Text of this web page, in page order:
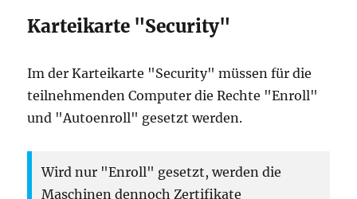
Karteikarte "Security"
Im der Karteikarte "Security" müssen für die
teilnehmenden Computer die Rechte "Enroll"
und "Autoenroll" gesetzt werden.
Wird nur "Enroll" gesetzt, werden die
Maschinen dennoch Zertifikate